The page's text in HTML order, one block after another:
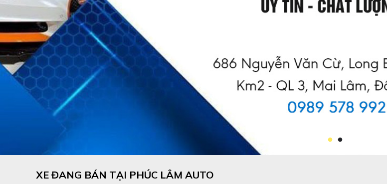
XE ĐANG BÁN TẠI PHÚC LÂM AUTO